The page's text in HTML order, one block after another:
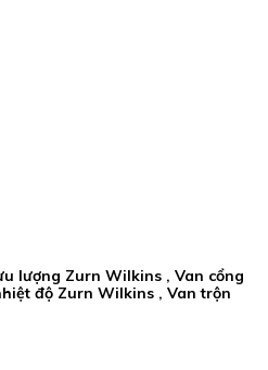
lượng Zurn Wilkins , Van cổng
độ Zurn Wilkins , Van trộn